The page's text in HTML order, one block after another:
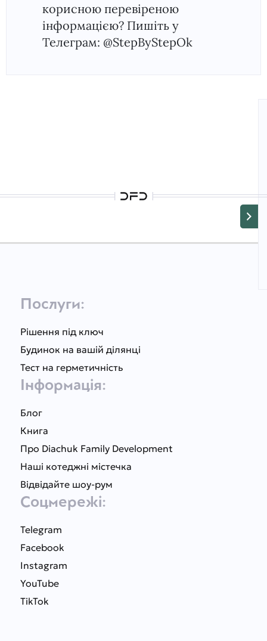
корисною перевіреною
інформацією? Пишіть у
Телеграм: @StepByStepOk
Послуги:
Рішення під ключ
Будинок на вашій ділянці
Тест на герметичність
Інформація:
Блог
Книга
Про Diachuk Family Development
Наші котеджні містечка
Відвідайте шоу-рум
Соцмережі:
Telegram
Facebook
Instagram
YouTube
TikTok